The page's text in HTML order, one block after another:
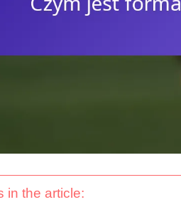
in the article: